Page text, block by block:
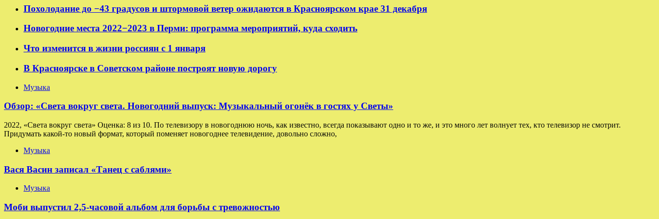
Похолодание до −43 градусов и штормовой ветер ожидаются в Красноярском крае 31 декабря
Новогодние места 2022−2023 в Перми: программа мероприятий, куда сходить
Что изменится в жизни россиян с 1 января
В Красноярске в Советском районе построят новую дорогу
Музыка
Обзор: «Света вокруг света. Новогодний выпуск: Музыкальный огонёк в гостях у Светы»
2022, «Света вокруг света» Оценка: 8 из 10. По телевизору в новогоднюю ночь, как известно, всегда показывают одно и то же, и это много лет волнует тех, кто телевизор не смотрит.
Придумать какой-то новый формат, который поменяет новогоднее телевидение, довольно сложно,
Музыка
Вася Васин записал «Танец с саблями»
Музыка
Моби выпустил 2,5-часовой альбом для борьбы с тревожностью